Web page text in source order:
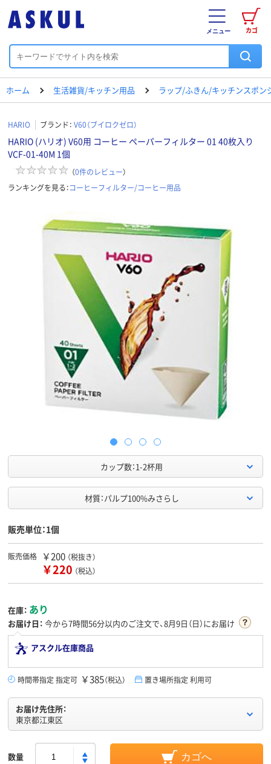
カゴ
メニュー
ホーム 生活雑貨/キッチン用品 ラップ/ふきん/キッチンスポン
HARIO ブランド： V60（ブイロクゼロ）
HARIO (ハリオ) V60用 コーヒー ペーパーフィルター 01 40枚入り
VCF-01-40M 1個
（0件のレビュー）
ランキングを見る：コーヒーフィルター/コーヒー用品
カップ数：1-2杯用
材質：パルプ100%みさらし
販売単位：1個
販売価格 ￥200 （税抜き）
￥220 （税込）
在庫： あり
お届け日： 今から7時間56分以内のご注文で、8月9日（日）にお届け
アスクル在庫商品
時間帯指定 指定可 ￥385（税込） 置き場所指定 利用可
お届け先住所：
東京都江東区
数量 カゴへ